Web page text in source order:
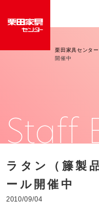
栗田家具センター
開催中
Staff
ラタン（籐製
ール開催中
2010/09/04